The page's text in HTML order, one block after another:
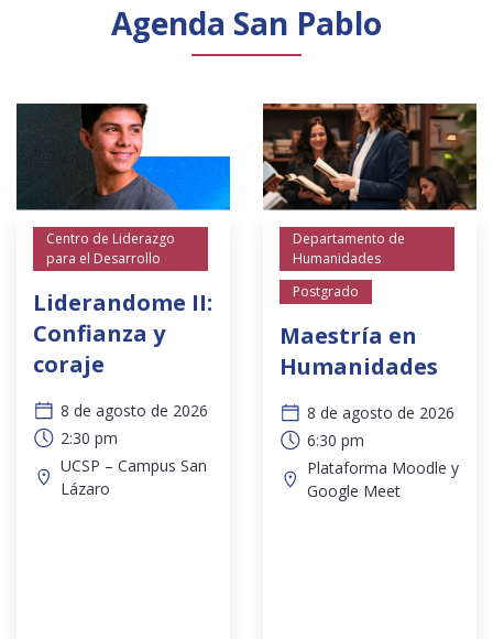
Agenda San Pablo
Centro de Liderazgo
para el Desarrollo
Liderandome II:
Confianza y
coraje
8 de agosto de 2026
2:30 pm
UCSP – Campus San
Lázaro
Departamento de
Humanidades
Postgrado
Maestría en
Humanidades
8 de agosto de 2026
6:30 pm
Plataforma Moodle y
Google Meet